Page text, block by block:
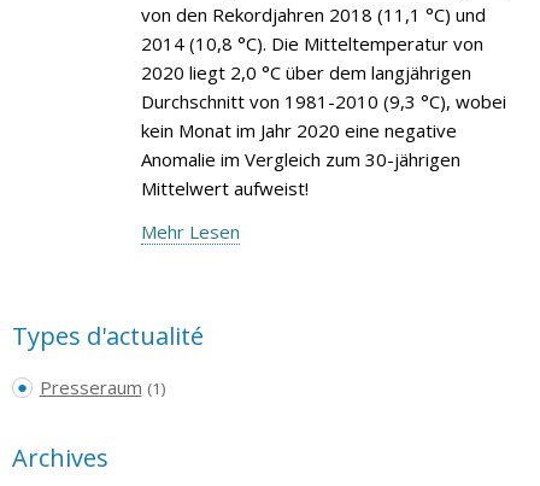
von den Rekordjahren 2018 (11,1 °C) und
2014 (10,8 °C). Die Mitteltemperatur von
2020 liegt 2,0 °C über dem langjährigen
Durchschnitt von 1981-2010 (9,3 °C), wobei
kein Monat im Jahr 2020 eine negative
Anomalie im Vergleich zum 30-jährigen
Mittelwert aufweist!
Mehr Lesen
Types d'actualité
Presseraum (1)
Archives